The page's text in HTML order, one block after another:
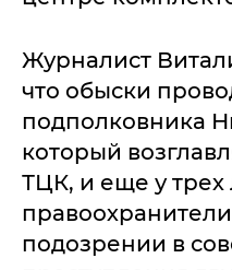
Журналист
что обыски
подполковника
который
ТЦК, и еще у
подозрении в